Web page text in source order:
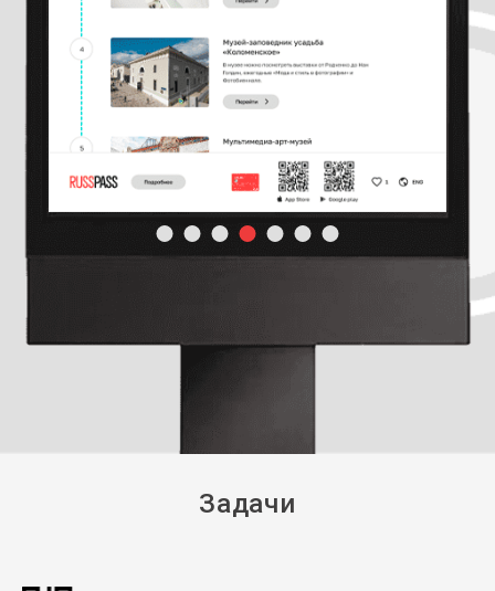
Задачи